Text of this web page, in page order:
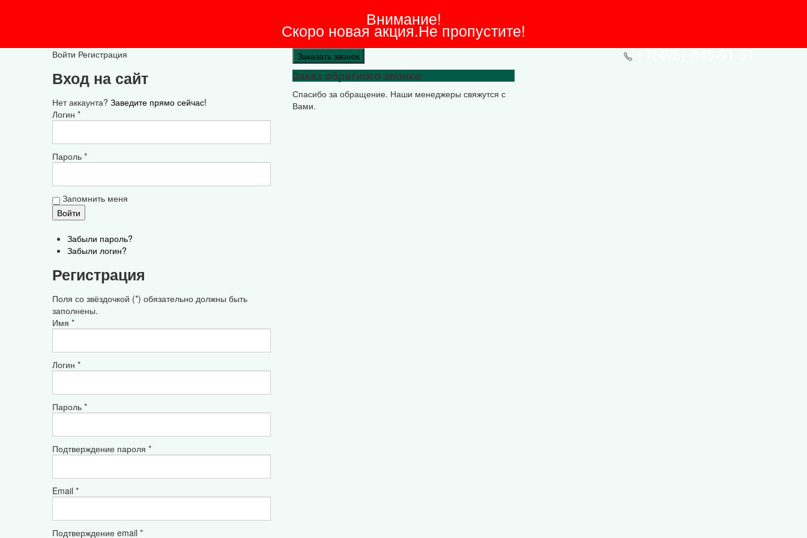
Внимание!
Скоро новая акция.Не пропустите!
Войти Регистрация
Вход на сайт
Нет аккаунта? Заведите прямо сейчас!
Логин *
Пароль *
Запомнить меня
Забыли пароль?
Забыли логин?
Регистрация
Поля со звёздочкой (*) обязательно должны быть
заполнены.
Имя *
Логин *
Пароль *
Подтверждение пароля *
Email *
Подтверждение email *
Заказать звонок
Заказ обратного звонка
Спасибо за обращение. Наши менеджеры свяжутся с
Вами.